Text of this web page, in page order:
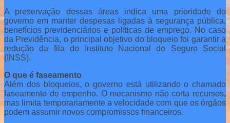
A preservação dessas áreas indica uma prioridade do
governo em manter despesas ligadas à segurança pública,
benefícios previdenciários e políticas de emprego. No caso
da Previdência, o principal objetivo do bloqueio foi garantir a
redução da fila do Instituto Nacional do Seguro Social
(INSS).
O que é faseamento
Além dos bloqueios, o governo está utilizando o chamado
faseamento de empenho. O mecanismo não corta recursos,
mas limita temporariamente a velocidade com que os órgãos
podem assumir novos compromissos financeiros.